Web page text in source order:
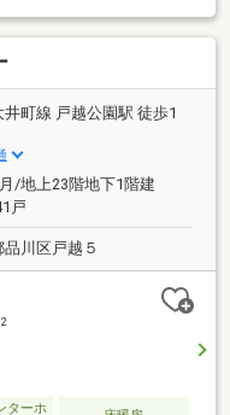
リティシステム（セコ
付オートロックシステ
サーを設置～生活に便
出し可能・ペット飼育
則有）・T-4等級の二
ゆとりある浴室（浴室
付き）・ゴミを軽減し
はTES式床暖房
井町線 戸越公園駅 徒歩1
/地上23階地下1階建
戸
品川区戸越５
2
ターホ